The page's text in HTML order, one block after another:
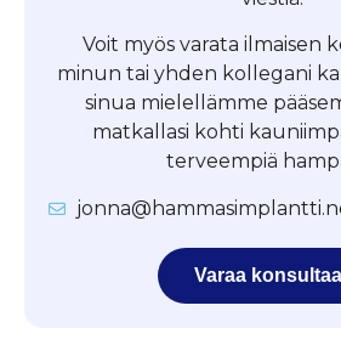
Voit myös varata ilmaisen
minun tai yhden kollegani
sinua mielellämme
matkallasi kohti
terveempiä
Varaa